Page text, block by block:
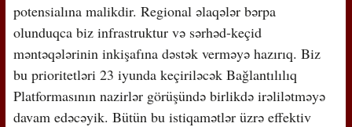
potensialına malikdir. Regional əlaqələr bərpa
olunduqca biz infrastruktur və sərhəd-keçid
məntəqələrinin inkişafına dəstək verməyə hazırıq. Biz
bu prioritetləri 23 iyunda keçiriləcək Bağlantılılıq
Platformasının nazirlər görüşündə birlikdə irəlilətməyə
davam edəcəyik. Bütün bu istiqamətlər üzrə effektiv